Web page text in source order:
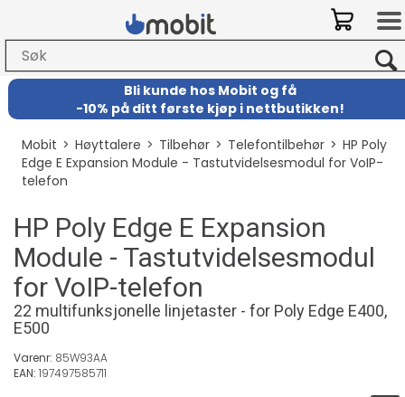
Bli kunde hos Mobit og få
-10% på ditt første kjøp i nettbutikken!
Mobit>Høyttalere>Tilbehør>Telefontilbehør>HP Poly
Edge E Expansion Module - Tastutvidelsesmodul for VoIP-
telefon
HP Poly Edge E Expansion
Module - Tastutvidelsesmodul
for VoIP-telefon
22 multifunksjonelle linjetaster - for Poly Edge E400,
E500
Varenr: 85W93AA
EAN: 197497585711